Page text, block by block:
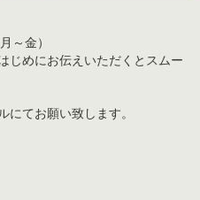
～金）
じめにお伝えいただくとスムー
てお願い致します。